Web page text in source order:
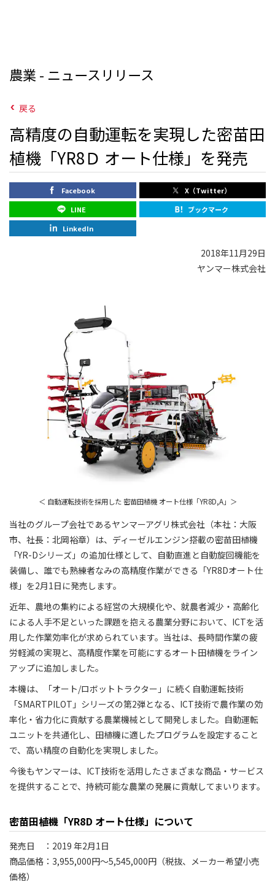
農業 - ニュースリリース
戻る
高精度の自動運転を実現した密苗田
植機「YR8Ｄ オート仕様」を発売
Facebook
X（Twitter）
LINE
ブックマーク
LinkedIn
2018年11月29日
ヤンマー株式会社
＜ 自動運転技術を採用した 密苗田植機 オート仕様「YR8D,A」＞
当社のグループ会社であるヤンマーアグリ株式会社（本社：大阪
市、社長：北岡裕章）は、ディーゼルエンジン搭載の密苗田植機
「YR-Dシリーズ」の追加仕様として、自動直進と自動旋回機能を
装備し、誰でも熟練者なみの高精度作業ができる「YR8Dオート仕
様」を2月1日に発売します。
近年、農地の集約による経営の大規模化や、就農者減少・高齢化
による人手不足といった課題を抱える農業分野において、ICTを活
用した作業効率化が求められています。当社は、長時間作業の疲
労軽減の実現と、高精度作業を可能にするオート田植機をライン
アップに追加しました。
本機は、「オート/ロボットトラクター」に続く自動運転技術
「SMARTPILOT」シリーズの第2弾となる、ICT技術で農作業の効
率化・省力化に貢献する農業機械として開発しました。自動運転
ユニットを共通化し、田植機に適したプログラムを設定すること
で、高い精度の自動化を実現しました。
今後もヤンマーは、ICT技術を活用したさまざまな商品・サービス
を提供することで、持続可能な農業の発展に貢献してまいります。
密苗田植機「YR8D オート仕様」について
発売日 ：2019 年2月1日
商品価格：3,955,000円～5,545,000円（税抜、メーカー希望小売
価格）